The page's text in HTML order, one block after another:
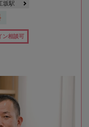
坂駅
ン相談可